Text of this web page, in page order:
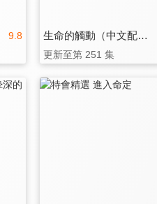
9.8 生命的觸動（中文配音）
更新至第 251 集